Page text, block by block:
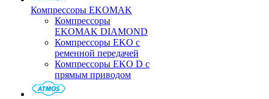
Компрессоры EKOMAK
Компрессоры
EKOMAK DIAMOND
Компрессоры EKO c
ременной передачей
Компрессоры EKO D с
прямым приводом